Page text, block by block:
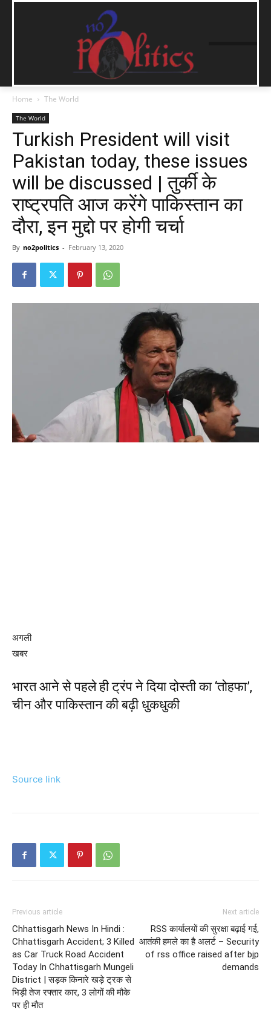
Home The World
The World
Turkish President will visit
Pakistan today, these issues
will be discussed | तुर्की के
राष्ट्रपति आज करेंगे पाकिस्तान का
दौरा, इन मुद्दो पर होगी चर्चा
By no2politics - February 13, 2020
अगली
खबर
भारत आने से पहले ही ट्रंप ने दिया दोस्ती का ‘तोहफा’,
चीन और पाकिस्तान की बढ़ी धुकधुकी
Source link
Previous article
Chhattisgarh News In Hindi :
Chhattisgarh Accident; 3 Killed
as Car Truck Road Accident
Today In Chhattisgarh Mungeli
District | सड़क किनारे खड़े ट्रक से
भिड़ी तेज रफ्तार कार, 3 लोगों की मौके
पर ही मौत
Next article
RSS कार्यालयों की सुरक्षा बढ़ाई गई,
आतंकी हमले का है अलर्ट – Security
of rss office raised after bjp
demands